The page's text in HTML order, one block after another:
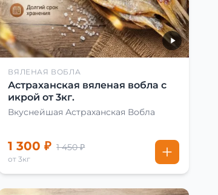
ВЯЛЕНАЯ ВОБЛА
Астраханская вяленая вобла с
икрой от 3кг.
Вкуснейшая Астраханская Вобла
1 300 ₽ 1 450 ₽
от 3кг